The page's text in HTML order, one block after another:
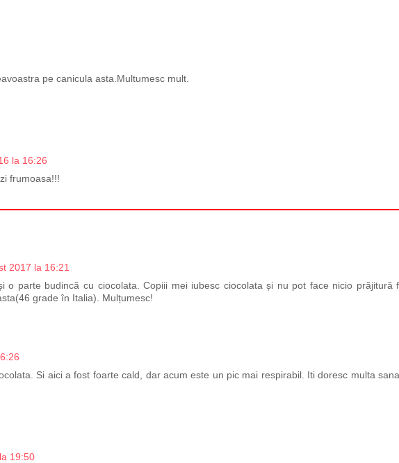
pe canicula asta.Multumesc mult.
la 16:26
frumoasa!!!
2017 la 16:21
parte budincă cu ciocolata. Copiii mei iubesc ciocolata și nu pot face nicio prăjitură
grade în Italia). Mulțumesc!
Si aici a fost foarte cald, dar acum este un pic mai respirabil. Iti doresc multa
19:50